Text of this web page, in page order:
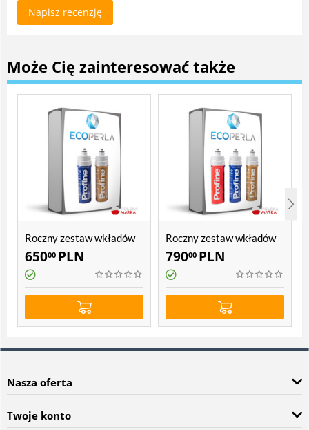
Napisz recenzję
Może Cię zainteresować także
Roczny zestaw wkładów
do Ecoperla Profine POU
2
65000 PLN
Roczny zestaw wkładów
do Ecoperla Profine POU
3
79000 PLN
Nasza oferta
Twoje konto